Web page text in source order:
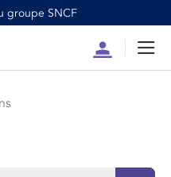
groupe SNCF
Compte